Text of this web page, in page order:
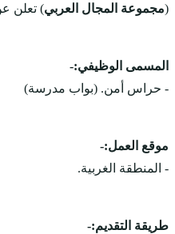
(مجموعة المجال العربي) تعلن
المسمى الوظيفي:-
- حراس أمن. (بواب مدرسة)
موقع العمل:-
- المنطقة الغربية.
طريقة التقديم:-